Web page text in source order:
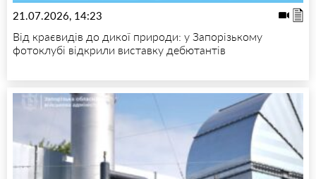
21.07.2026, 14:23
Від краєвидів до дикої природи: у Запорізькому
фотоклубі відкрили виставку дебютантів